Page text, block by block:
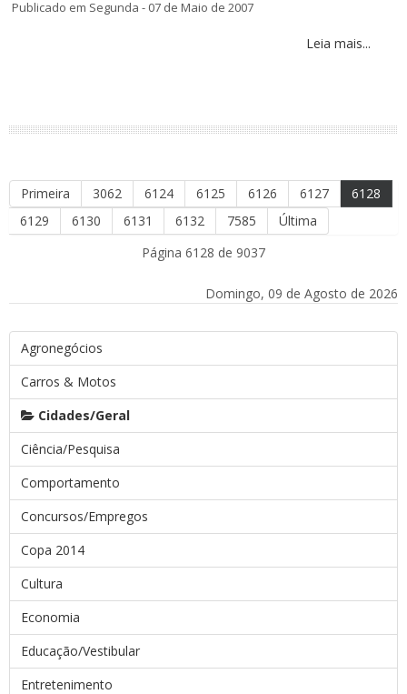
Publicado em Segunda - 07 de Maio de 2007
Leia mais...
Primeira 3062 6124 6125 6126 6127
6128
6129
6130 6131 6132 7585
Última
Página 6128 de 9037
Domingo, 09 de Agosto de 2026
Agronegócios
Carros & Motos
Cidades/Geral
Ciência/Pesquisa
Comportamento
Concursos/Empregos
Copa 2014
Cultura
Economia
Educação/Vestibular
Entretenimento